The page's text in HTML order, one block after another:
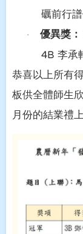
礪前行譜
· 優異獎：
4B 李承
恭喜以上所有
板供全體師生
月份的結業禮